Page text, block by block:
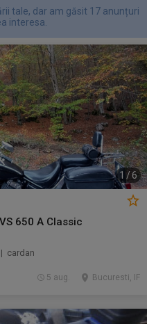
tale, dar am găsit 17 anunțuri
interesa.
1 /6
650 A Classic
cardan
Bucuresti, IF
5 aug.